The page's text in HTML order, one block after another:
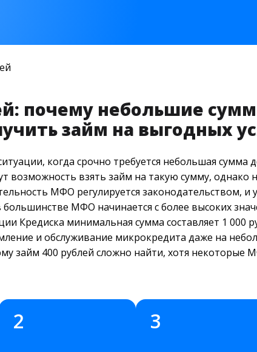
почему небольшие
займ на выгодных
когда срочно требуется небольшая сумма
возможность взять займ на такую сумму,
МФО регулируется законодательством, и
МФО начинается с более высоких
Кредиска минимальная сумма составляет 1 000
и обслуживание микрокредита даже на
займ 400 рублей сложно найти, хотя некоторые
2 3